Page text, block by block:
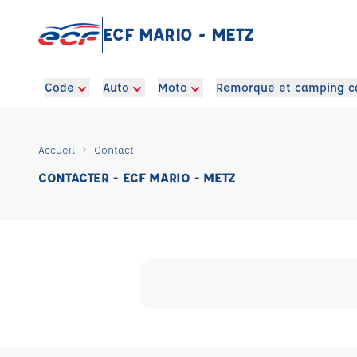
ECF MARIO - METZ
Code Auto Moto Remorque et camping
Accueil Contact
CONTACTER - ECF MARIO - METZ